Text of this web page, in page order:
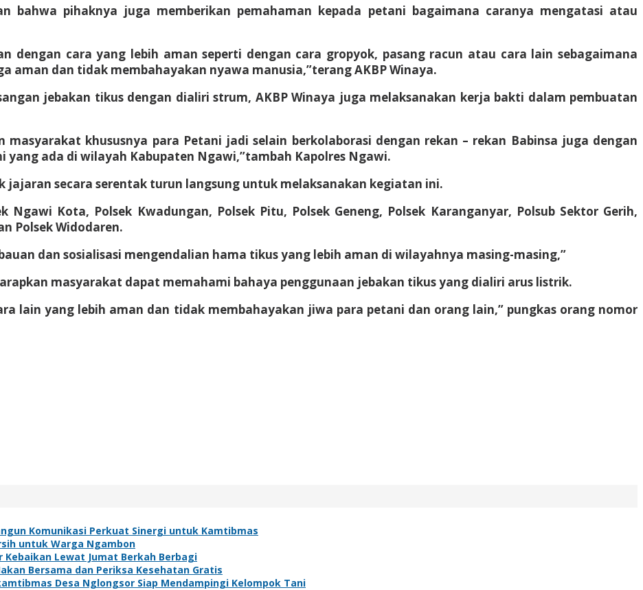
bahwa pihaknya juga memberikan pemahaman kepada petani bagaimana caranya mengatasi atau
dengan cara yang lebih aman seperti dengan cara gropyok, pasang racun atau cara lain sebagaimana
aman dan tidak membahayakan nyawa manusia,”terang AKBP Winaya.
jebakan tikus dengan dialiri strum, AKBP Winaya juga melaksanakan kerja bakti dalam pembuatan
khususnya para Petani jadi selain berkolaborasi dengan rekan – rekan Babinsa juga dengan
yang ada di wilayah Kabupaten Ngawi,”tambah Kapolres Ngawi.
jajaran secara serentak turun langsung untuk melaksanakan kegiatan ini.
Ngawi Kota, Polsek Kwadungan, Polsek Pitu, Polsek Geneng, Polsek Karanganyar, Polsub Sektor Gerih,
Polsek Widodaren.
dan sosialisasi mengendalian hama tikus yang lebih aman di wilayahnya masing-masing,”
masyarakat dapat memahami bahaya penggunaan jebakan tikus yang dialiri arus listrik.
lain yang lebih aman dan tidak membahayakan jiwa para petani dan orang lain,” pungkas orang nomor
Komunikasi Perkuat Sinergi untuk Kamtibmas
untuk Warga Ngambon
Kebaikan Lewat Jumat Berkah Berbagi
Bersama dan Periksa Kesehatan Gratis
Desa Nglongsor Siap Mendampingi Kelompok Tani